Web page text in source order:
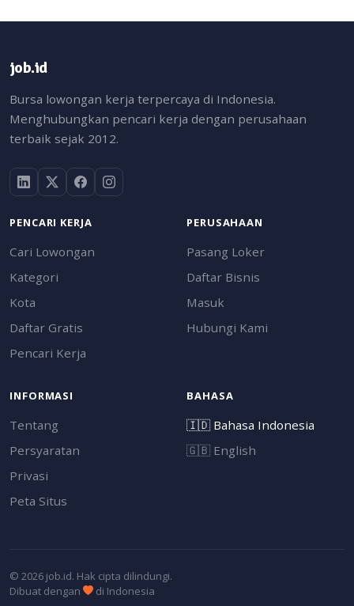
job.id
Bursa lowongan kerja terpercaya di Indonesia.
Menghubungkan pencari kerja dengan perusahaan
terbaik sejak 2012.
PENCARI KERJA
Cari Lowongan
Kategori
Kota
Daftar Gratis
Pencari Kerja
PERUSAHAAN
Pasang Loker
Daftar Bisnis
Masuk
Hubungi Kami
INFORMASI
Tentang
Persyaratan
Privasi
Peta Situs
BAHASA
🇮🇩Bahasa Indonesia
🇬🇧 English
© 2026 job.id. Hak cipta dilindungi.
Dibuat dengan
di Indonesia